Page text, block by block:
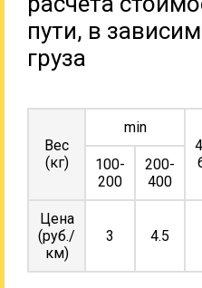
пути, в
груза
Вес
(кг)
min
100-
200
200-
400
Цена
(руб./
км)
3 4.5